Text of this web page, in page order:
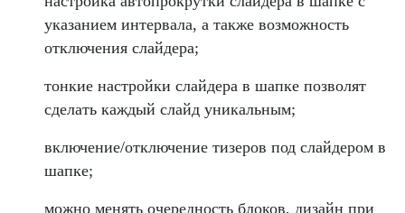
указанием интервала, а также возможность
отключения слайдера;
тонкие настройки слайдера в шапке позволят
сделать каждый слайд уникальным;
включение/отключение тизеров под слайдером в
шапке;
можно менять очередность блоков, дизайн при